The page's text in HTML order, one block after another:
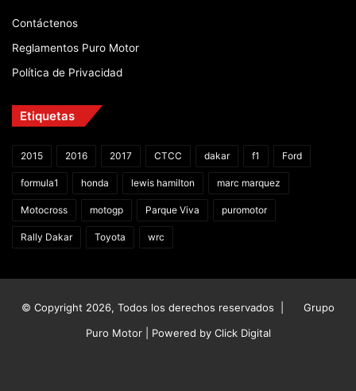
Contáctenos
Reglamentos Puro Motor
Política de Privacidad
Etiquetas
2015 2016 2017 CTCC dakar f1 Ford
formula1 honda lewis hamilton marc marquez
Motocross motogp Parque Viva puromotor
Rally Dakar Toyota wrc
© Copyright 2026, Todos los derechos reservados |
Grupo
Puro Motor | Powered by Click Digital